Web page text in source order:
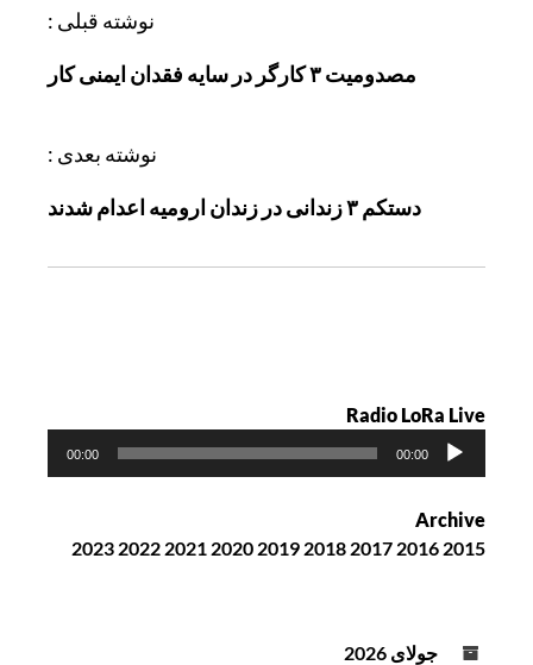
ش
نوشته قبلی :
مصدومیت ۳ کارگر در سایه فقدان ایمنی کار
نوشته بعدی :
دستکم ۳ زندانی در زندان ارومیه اعدام شدند
Radio LoRa Live
ک
ن
ه
00:00
00:00
Archive
2015
2016
2017
2018
2019
2020
2021
2022
2023
جولای 2026